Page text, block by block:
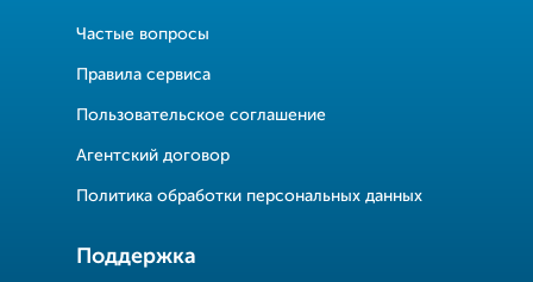
Частые вопросы
Правила сервиса
Пользовательское соглашение
Агентский договор
Политика обработки персональных данных
Поддержка